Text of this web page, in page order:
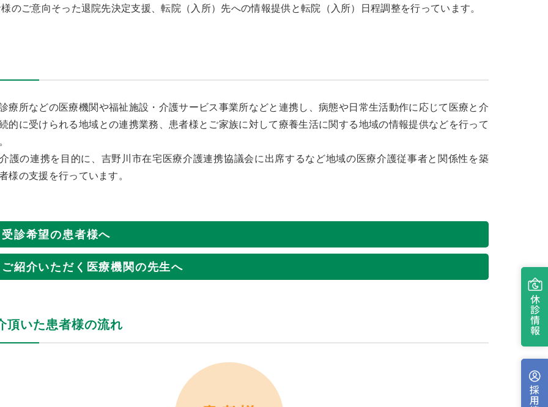
のご意向そった退院先決定支援、転院（入所）先への情報提供と転院（入所）日程調整を行っています。
療所などの医療機関や福祉施設・介護サービス事業所などと連携し、病態や日常生活動作に応じて医療と介
的に受けられる地域との連携業務、患者様とご家族に対して療養生活に関する地域の情報提供などを行って
護の連携を目的に、吉野川市在宅医療介護連携協議会に出席するなど地域の医療介護従事者と関係性を築
様の支援を行っています。
受診希望の患者様へ
ご紹介いただく医療機関の先生へ
頂いた患者様の流れ